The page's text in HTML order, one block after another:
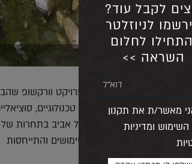
הנדסאים באריאל
עסקה בפרויקט וורקשופ
במובנים של שינויים טכנולוגיים,
שהוכרז על-ידי עריית תל אביב בתחרות של
שימוש בגישת עירוב השימושים והתייחסות
בשנת 2048.
לקבל עוד?
לניוזלטר
לחלום
השראה >>
מאשר/ת את תקנון
ומדיניות